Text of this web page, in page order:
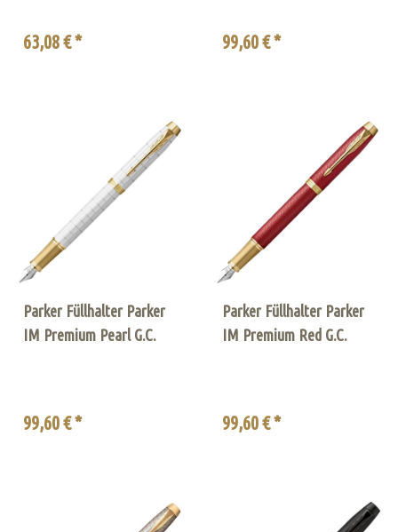
63,08 € * 99,60 € *
Parker Füllhalter Parker
IM Premium Pearl G.C.
99,60 € *
Parker Füllhalter Parker
IM Premium Red G.C.
99,60 € *